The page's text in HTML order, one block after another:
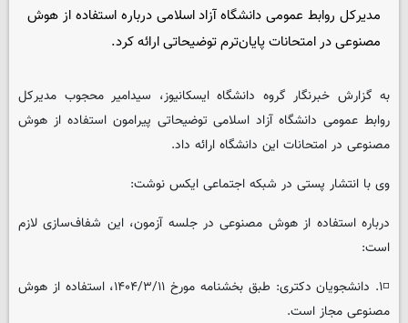
مدیرکل روابط عمومی دانشگاه آزاد اسلامی درباره استفاده از هوش
مصنوعی در امتحانات پایان‌ترم توضیحاتی ارائه کرد.
به گزارش خبرنگار گروه دانشگاه ایسکانیوز، سیدامیر محجوب مدیرکل
روابط عمومی دانشگاه آزاد اسلامی توضیحاتی پیرامون استفاده از هوش
مصنوعی در امتحانات این دانشگاه ارائه داد.
‌وی با انتشار پستی در شبکه اجتماعی ایکس نوشت:
درباره استفاده از هوش مصنوعی در جلسه آزمون، این شفاف‌سازی لازم
است:
◽️۱. دانشجویان دکتری: طبق بخشنامه مورخ ۱۴۰۴/۳/۱۱، استفاده از هوش
مصنوعی مجاز است.